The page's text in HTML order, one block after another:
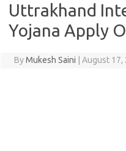
Uttrakhand
Yojana Apply
ByMukesh Saini August 17,